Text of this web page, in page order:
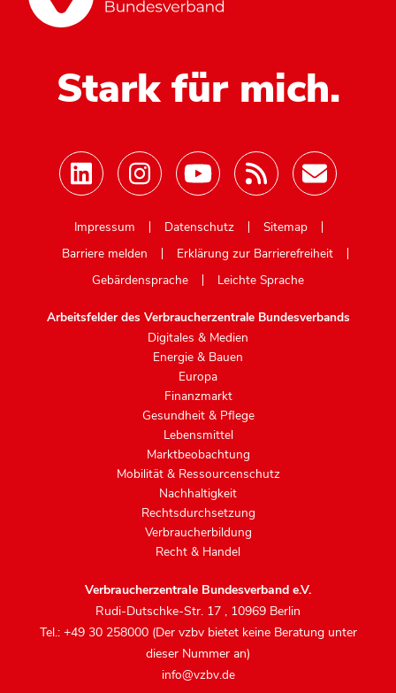
Stark für mich.
Impressum
Datenschutz
Sitemap
Barriere melden
Erklärung zur Barrierefreiheit
Gebärdensprache
Leichte Sprache
Arbeitsfelder des Verbraucherzentrale Bundesverbands
Digitales & Medien
Energie & Bauen
Europa
Finanzmarkt
Gesundheit & Pflege
Lebensmittel
Marktbeobachtung
Mobilität & Ressourcenschutz
Nachhaltigkeit
Rechtsdurchsetzung
Verbraucherbildung
Recht & Handel
Verbraucherzentrale Bundesverband e.V.
Rudi-Dutschke-Str. 17 , 10969 Berlin
Tel.: +49 30 258000 (Der vzbv bietet keine Beratung unter
dieser Nummer an)
info@vzbv.de